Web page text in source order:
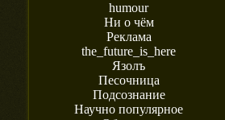
humour
Ни о чём
Реклама
the_future_is_here
Язолъ
Песочница
Подсознание
Научно популярное